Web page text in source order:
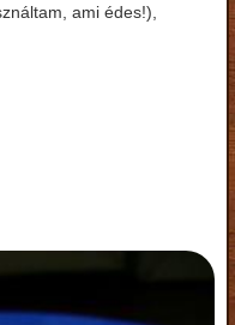
ami édes!),